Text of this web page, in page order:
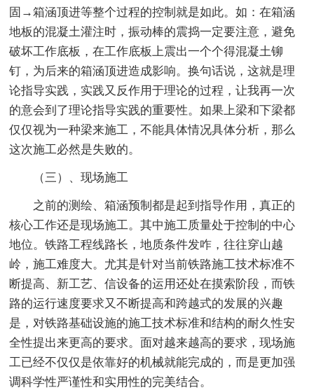
固→箱涵顶进等整个过程的控制就是如此。如：在箱涵
地板的混凝土灌注时，振动棒的震捣一定要注意，避免
破坏工作底板，在工作底板上震出一个个得混凝土铆
钉，为后来的箱涵顶进造成影响。换句话说，这就是理
论指导实践，实践又反作用于理论的过程，让我再一次
的意会到了理论指导实践的重要性。如果上梁和下梁都
仅仅视为一种梁来施工，不能具体情况具体分析，那么
这次施工必然是失败的。
（三）、现场施工
之前的测绘、箱涵预制都是起到指导作用，真正的
核心工作还是现场施工。其中施工质量处于控制的中心
地位。铁路工程线路长，地质条件发咋，往往穿山越
岭，施工难度大。尤其是针对当前铁路施工技术标准不
断提高、新工艺、信设备的运用还处在摸索阶段，而铁
路的运行速度要求又不断提高和跨越式的发展的兴趣
是，对铁路基础设施的施工技术标准和结构的耐久性安
全性提出来更高的要求。面对越来越高的要求，现场施
工已经不仅仅是依靠好的机械就能完成的，而是更加强
调科学性严谨性和实用性的完美结合。